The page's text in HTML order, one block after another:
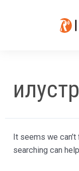
It seems we
searching can